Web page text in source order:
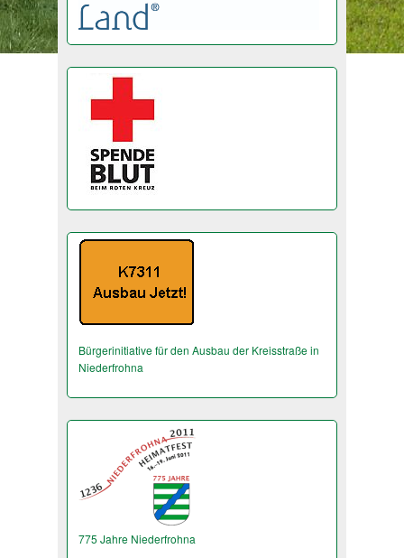
Bürgerinitiative für den Ausbau der Kreisstraße in
Niederfrohna
775 Jahre Niederfrohna